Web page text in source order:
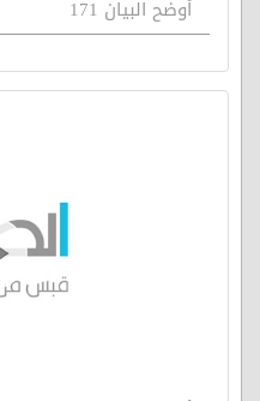
أوضح البيان 171